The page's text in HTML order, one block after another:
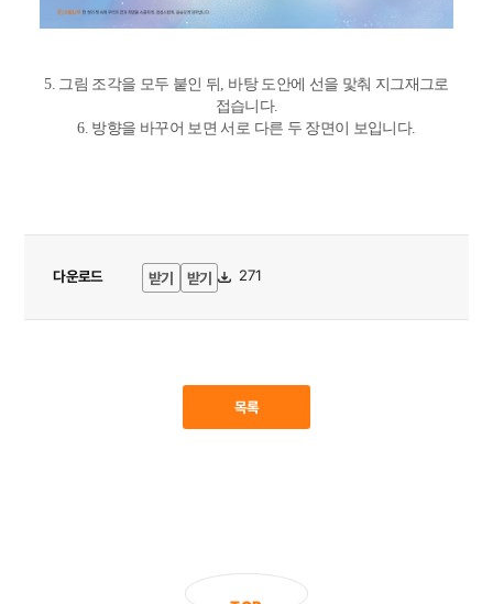
5. 그림 조각을 모두 붙인 뒤, 바탕 도안에 선을 맟춰 지그재그로
접습니다.
6. 방향을 바꾸어 보면 서로 다른 두 장면이 보입니다.
다운로드 받기 받기 271
목록